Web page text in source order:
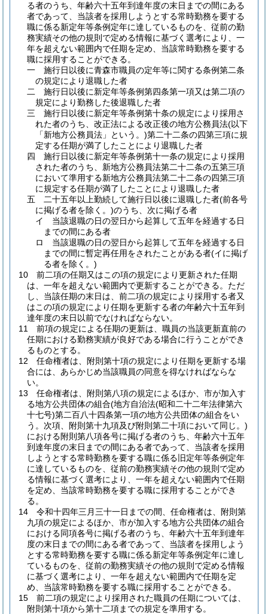
る者のうち、年齢六十五年到達年度の末日までの間にある
者であって、当該者を採用しようとする常時勤務を要する
職に係る新定年等条例定年に達しているものを、従前の勤
務実績その他の規則で定める情報に基づく選考により、一
年を超えない範囲内で任期を定め、当該常時勤務を要する
職に採用することができる。
一
施行日以後に青森市職員の定年等に関する条例第二条
の規定により退職した者
二
施行日以後に新定年等条例第四条第一項又は第二項の
規定により勤務した後退職した者
三
施行日以後に新定年等条例第十条の規定により採用さ
れた者のうち、改正法による改正後の地方公務員法(以下
「新地方公務員法」という。)第二十二条の四第三項に規
定する任期が満了したことにより退職した者
四
施行日以後に新定年等条例第十一条の規定により採用
された者のうち、新地方公務員法第二十二条の五第三項
において準用する新地方公務員法第二十二条の四第三項
に規定する任期が満了したことにより退職した者
五
二十五年以上勤続して施行日以後に退職した者(前各号
に掲げる者を除く。)のうち、次に掲げる者
イ
当該退職の日の翌日から起算して五年を経過する日
までの間にある者
ロ
当該退職の日の翌日から起算して五年を経過する日
までの間に暫定再任用をされたことがある者(イに掲げ
る者を除く。)
10
前二項の任期又はこの項の規定により更新された任期
は、一年を超えない範囲内で更新することができる。 ただ
し、当該任期の末日は、前二項の規定により採用する者又
はこの項の規定により任期を更新する者の年齢六十五年到
達年度の末日以前でなければならない。
11
前項の規定による任期の更新は、職員の当該更新直前の
任期における勤務実績が良好である場合に行うことができ
るものとする。
12
任命権者は、附則第十項の規定により任期を更新する場
合には、あらかじめ当該職員の同意を得なければならな
い。
13
任命権者は、附則第八項の規定によるほか、市が加入す
る地方公共団体の組合(地方自治法(昭和二十二年法律第六
十七号)第二百八十四条第一項の地方公共団体の組合をい
う。次項、附則第十九項及び附則第二十項において同じ。)
における附則第八項各号に掲げる者のうち、年齢六十五年
到達年度の末日までの間にある者であって、当該者を採用
しようとする常時勤務を要する職に係る旧定年等条例定年
に達しているものを、従前の勤務実績その他の規則で定め
る情報に基づく選考により、一年を超えない範囲内で任期
を定め、当該常時勤務を要する職に採用することができ
る。
14
令和十四年三月三十一日までの間、任命権者は、附則第
九項の規定によるほか、市が加入する地方公共団体の組合
における同項各号に掲げる者のうち、年齢六十五年到達年
度の末日までの間にある者であって、当該者を採用しよう
とする常時勤務を要する職に係る新定年等条例定年に達し
ているものを、従前の勤務実績その他の規則で定める情報
に基づく選考により、一年を超えない範囲内で任期を定
め、当該常時勤務を要する職に採用することができる。
15
前二項の規定により採用された職員の任期については、
附則第十項から第十二項までの規定を準用する。